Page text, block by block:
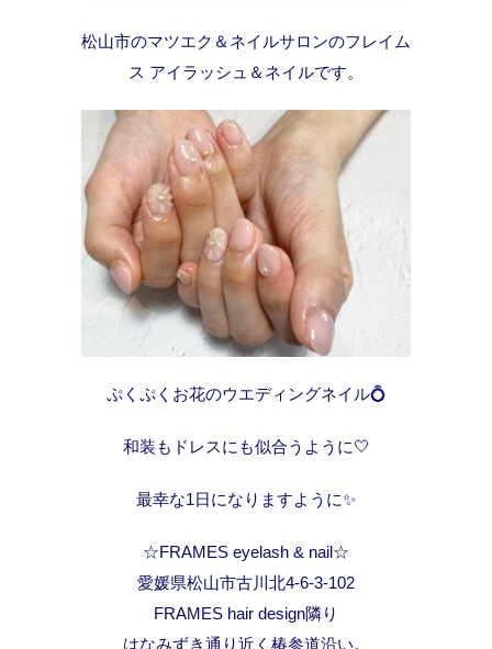
松山市のマツエク＆ネイルサロンのフレイム
ス アイラッシュ＆ネイルです。
ぷくぷくお花のウエディングネイル💍
和装もドレスにも似合うように🤍
最幸な1日になりますように✨
☆FRAMES eyelash & nail☆
愛媛県松山市古川北4-6-3-102
FRAMES hair design隣り
はなみずき通り近く椿参道沿い。